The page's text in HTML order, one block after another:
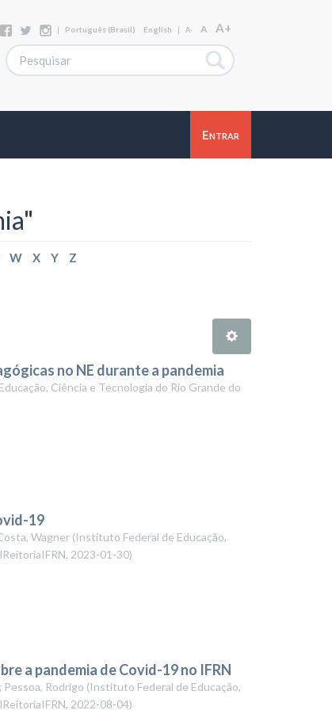
| Português (Brasil) English | A- A A+
Entrar
W X Y Z
no NE durante a pandemia
Ciência e Tecnologia do Rio Grande do
19
Wagner (Instituto Federal de Educação,
, 2023-01-30)
a pandemia de Covid-19 no IFRN
Pessoa, Rodrigo (Instituto Federal de Educação,
, 2022-08-04)